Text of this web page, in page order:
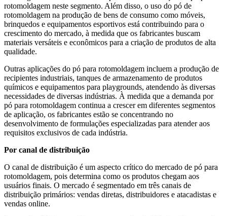
rotomoldagem neste segmento. Além disso, o uso do pó de
rotomoldagem na produção de bens de consumo como móveis,
brinquedos e equipamentos esportivos está contribuindo para o
crescimento do mercado, à medida que os fabricantes buscam
materiais versáteis e econômicos para a criação de produtos de alta
qualidade.
Outras aplicações do pó para rotomoldagem incluem a produção de
recipientes industriais, tanques de armazenamento de produtos
químicos e equipamentos para playgrounds, atendendo às diversas
necessidades de diversas indústrias. À medida que a demanda por
pó para rotomoldagem continua a crescer em diferentes segmentos
de aplicação, os fabricantes estão se concentrando no
desenvolvimento de formulações especializadas para atender aos
requisitos exclusivos de cada indústria.
Por canal de distribuição
O canal de distribuição é um aspecto crítico do mercado de pó para
rotomoldagem, pois determina como os produtos chegam aos
usuários finais. O mercado é segmentado em três canais de
distribuição primários: vendas diretas, distribuidores e atacadistas e
vendas online.